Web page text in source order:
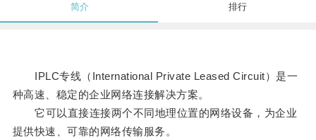
简介 排行
IPLC专线（International Private Leased Circuit）是一
种高速、稳定的企业网络连接解决方案。
它可以直接连接两个不同地理位置的网络设备，为企业
提供快速、可靠的网络传输服务。